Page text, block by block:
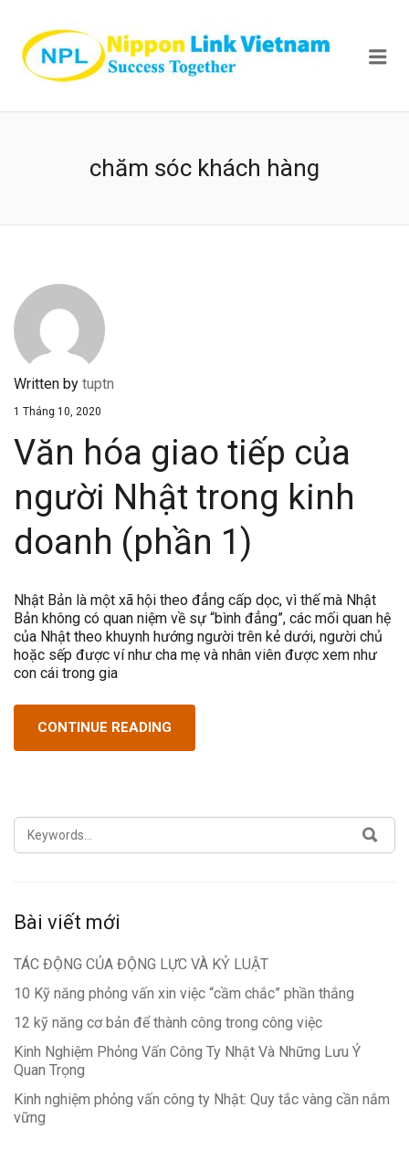
chăm sóc khách hàng
Written by tuptn
1 Tháng 10, 2020
Văn hóa giao tiếp của
người Nhật trong kinh
doanh (phần 1)
Nhật Bản là một xã hội theo đẳng cấp dọc, vì thế mà Nhật
Bản không có quan niệm về sự “bình đẳng”, các mối quan hệ
của Nhật theo khuynh hướng người trên kẻ dưới, người chủ
hoặc sếp được ví như cha mẹ và nhân viên được xem như
con cái trong gia
CONTINUE READING
SEARCH
FOR:
Bài viết mới
TÁC ĐỘNG CỦA ĐỘNG LỰC VÀ KỶ LUẬT
10 Kỹ năng phỏng vấn xin việc “cầm chắc” phần thắng
12 kỹ năng cơ bản để thành công trong công việc
Kinh Nghiệm Phỏng Vấn Công Ty Nhật Và Những Lưu Ý
Quan Trọng
Kinh nghiệm phỏng vấn công ty Nhật: Quy tắc vàng cần nắm
vững